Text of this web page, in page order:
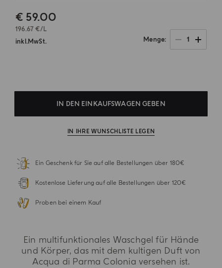
€ 59.00
196.67 €/L
inkl.MwSt.
Menge 1
IN DEN EINKAUFSWAGEN GEBEN
IN IHRE WUNSCHLISTE LEGEN
Ein Geschenk für Sie auf alle Bestellungen über 180€
Kostenlose Lieferung auf alle Bestellungen über 120€
Proben bei einem Kauf
Ein multifunktionales Waschgel für Hände
und Körper, das mit dem kultigen Duft von
Acqua di Parma Colonia versehen ist.